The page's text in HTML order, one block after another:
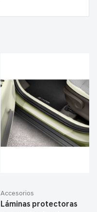
Accesorios
Láminas protectoras